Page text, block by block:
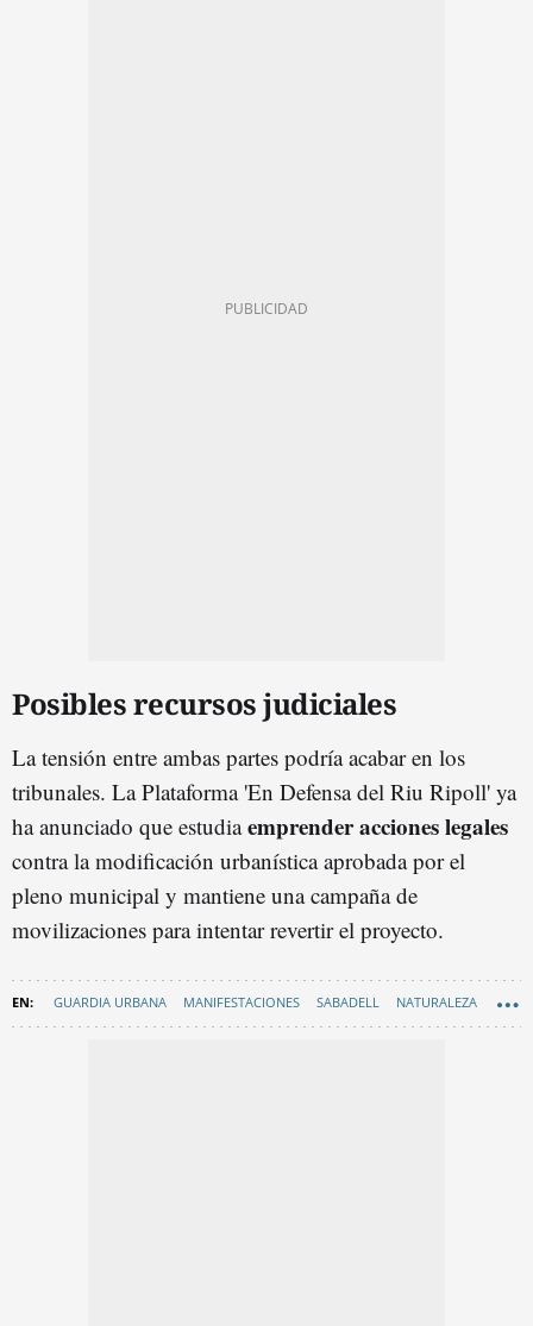
Posibles recursos judiciales
La tensión entre ambas partes podría acabar en los
tribunales. La Plataforma 'En Defensa del Riu Ripoll' ya
ha anunciado que estudiaemprender acciones legales
contra la modificación urbanística aprobada por el
pleno municipal y mantiene una campaña de
movilizaciones para intentar revertir el proyecto.
GUARDIA URBANA MANIFESTACIONES SABADELL NATURALEZA